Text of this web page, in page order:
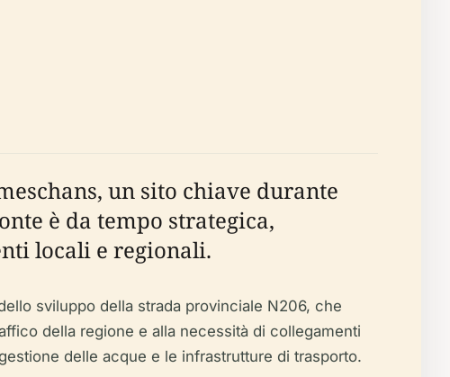
un sito chiave durante
è da tempo strategica,
locali e regionali.
sviluppo della strada provinciale N206, che
della regione e alla necessità di collegamenti
delle acque e le infrastrutture di trasporto.